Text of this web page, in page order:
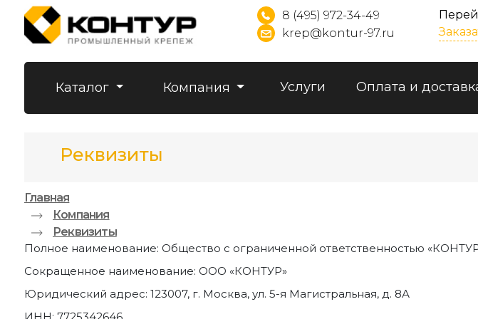
8 (495) 972-34-49
krep@kontur-97.ru
Каталог Компания Услуги Оплата и
Реквизиты
Главная
Компания
Реквизиты
Полное наименование: Общество с ограниченной ответственностью
Сокращенное наименование: ООО «КОНТУР»
Юридический адрес: 123007, г. Москва, ул. 5-я Магистральная, д. 8А